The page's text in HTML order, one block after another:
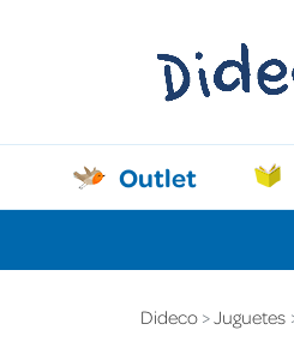
Outlet
Dideco Juguetes